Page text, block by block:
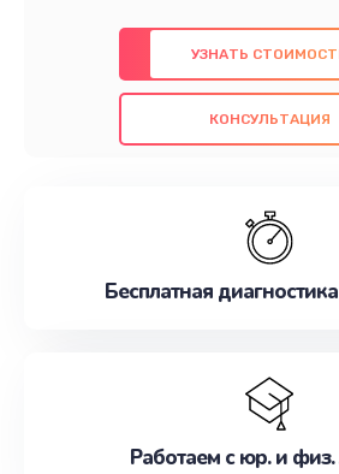
предлагаем быстрый и
использованием оригинальных
также гарантируем качество
проведенных работ. Наша цель
наилучшим образом. Не
УЗНАТЬ
КОНСУЛЬТАЦИЯ
Бесплатная
Работаем с юр. и